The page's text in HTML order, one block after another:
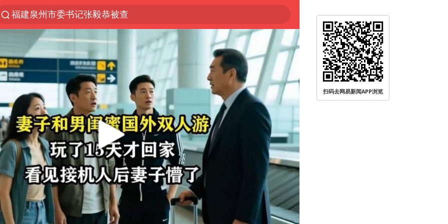
福建泉州市委书记张毅恭被查
“电影+”如何激发千亿级消费新活力？
全球首个长时储能一体化产业园量产
台风白海豚已进入24小时警戒线
“秋天的第一杯奶茶”6岁了
上海：台风白海豚或将带来龙卷风
四川宜宾高县4.9级地震致1死
38岁演员求职万岁山NPC成功
国乒男单横滨冠军赛全军覆没
中巨芯：上半年归母净利润1405.77万元
东航：国内客票提前14天免费退改
扫码去网易新闻APP浏览